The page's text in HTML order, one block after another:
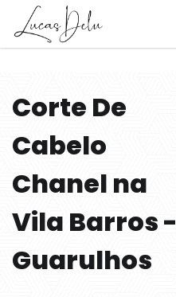
Corte De
Cabelo
Chanel na
Vila Barros -
Guarulhos